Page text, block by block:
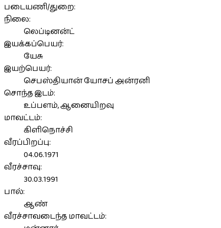
படையணி/துறை:
நிலை:
லெப்டினன்ட்
இயக்கப்பெயர்:
யேசு
இயற்பெயர்:
செபஸ்தியான் யோசப் அன்ரனி
சொந்த இடம்:
உப்பளம், ஆனையிறவு
மாவட்டம்:
கிளிநொச்சி
வீரப்பிறப்பு:
04.06.1971
வீரச்சாவு:
30.03.1991
பால்:
ஆண்
வீரச்சாவடைந்த மாவட்டம்: